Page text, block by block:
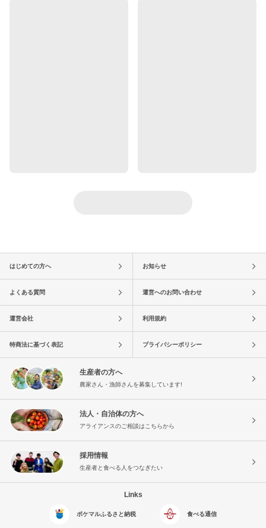
はじめての方へ お知らせ
よくある質問 運営へのお問い合わせ
運営会社 利用規約
特商法に基づく表記 プライバシーポリシー
生産者の方へ
農家さん・漁師さんを募集しています!
法人・自治体の方へ
アライアンスのご相談はこちらから
採用情報
生産者と食べる人をつなぎたい
Links
ポケマルふるさと納税 食べる通信